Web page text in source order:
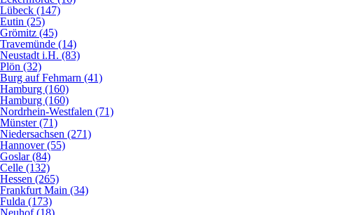
Lübeck (147)
Eutin (25)
Grömitz (45)
Travemünde (14)
Neustadt i.H. (83)
Plön (32)
Burg auf Fehmarn (41)
Hamburg (160)
Hamburg (160)
Nordrhein-Westfalen (71)
Münster (71)
Niedersachsen (271)
Hannover (55)
Goslar (84)
Celle (132)
Hessen (265)
Frankfurt Main (34)
Fulda (173)
Neuhof (18)